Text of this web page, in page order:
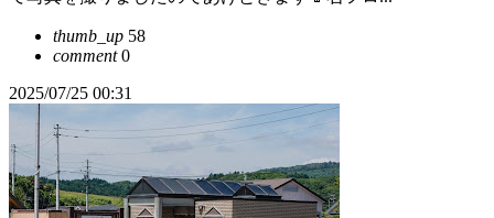
thumb_up 58
comment0
2025/07/25 00:31